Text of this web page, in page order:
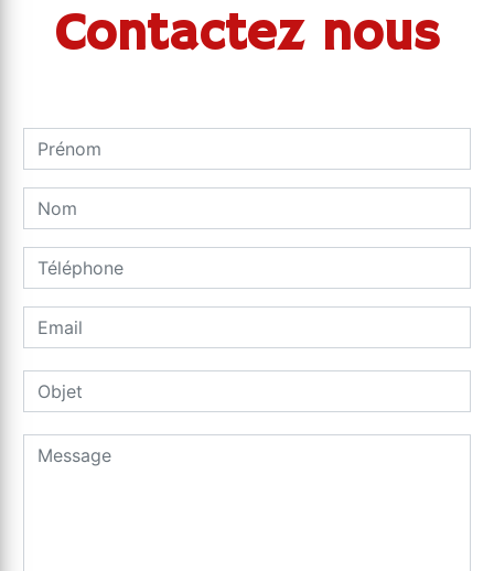
Contactez nous